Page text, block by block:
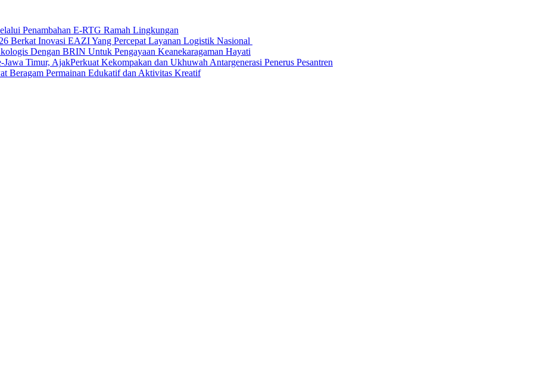
Penambahan E-RTG Ramah Lingkungan
Berkat Inovasi EAZI Yang Percepat Layanan Logistik Nasional
Dengan BRIN Untuk Pengayaan Keanekaragaman Hayati
Timur, AjakPerkuat Kekompakan dan Ukhuwah Antargenerasi Penerus Pesantren
Beragam Permainan Edukatif dan Aktivitas Kreatif